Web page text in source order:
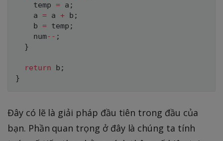
    temp
= a ;
    a
= a + b ;
    b
= temp ;
    num
-- ;
}
return b ;
}
Đây có lẽ là giải pháp đầu tiên trong đầu của
bạn. Phần quan trọng ở đây là chúng ta tính